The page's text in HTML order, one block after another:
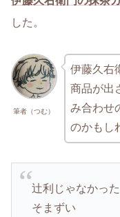
した。
筆者（つむ）
伊藤久右
商品が出
み合わせ
のかもし
辻利じゃなかっ
そまずい